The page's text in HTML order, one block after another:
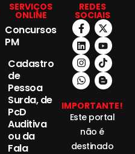
SERVIÇOS
ONLINE
Concursos
PM
Cadastro
de
Pessoa
Surda, de
PcD
Auditiva
ou da
Fala
REDES
SOCIAIS
IMPORTANTE!
Este portal
não é
destinado